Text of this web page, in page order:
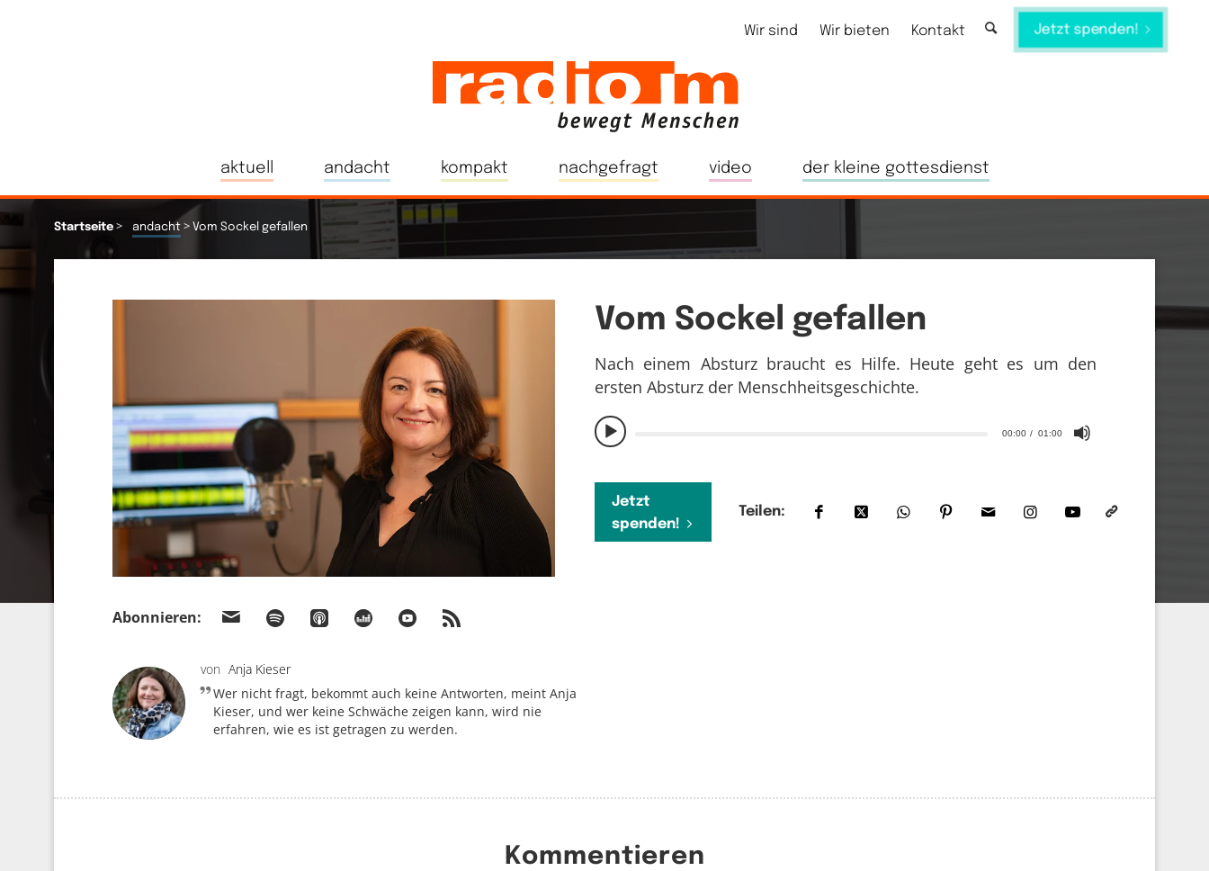
Wir sind Wir bieten Kontakt Jetzt spenden!
aktuell andacht kompakt nachgefragt video der kleine gottesdienst
Startseite > andacht > Vom Sockel gefallen
Abonnieren:
Vom Sockel gefallen
00:00 01:00
Nach einem Absturz braucht es Hilfe. Heute geht es um den
ersten Absturz der Menschheitsgeschichte.
Jetzt
spenden!
Teilen:
von Anja Kieser
Wer nicht fragt, bekommt auch keine Antworten, meint Anja
Kieser, und wer keine Schwäche zeigen kann, wird nie
erfahren, wie es ist getragen zu werden.
Kommentieren